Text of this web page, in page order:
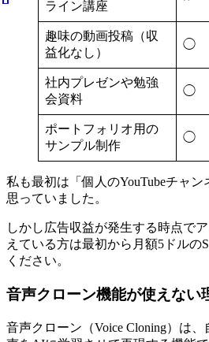
ライン講座
趣味の動画投稿（収
益化なし）
◯
社内プレゼンや勉強
会資料
◯
ポートフォリオ用の
サンプル制作
◯
私も最初は「個人のYouTubeチャ
思っていました。
しかし広告収益が発生する時点で
えている方は最初から月額5ドルの
ください。
音声クローン機能が使えない
音声クローン（Voice Cloning）は